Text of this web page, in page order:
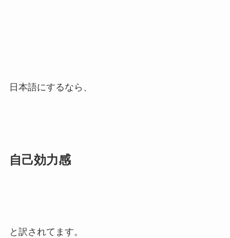
日本語にするなら、
自己効力感
と訳されてます。